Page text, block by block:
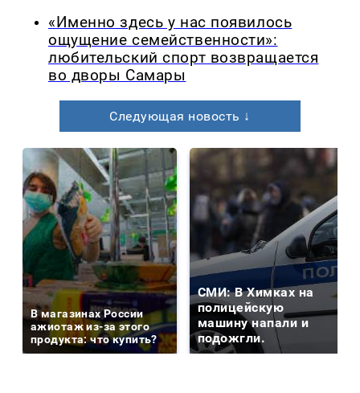
«Именно здесь у нас появилось
ощущение семейственности»:
любительский спорт возвращается
во дворы Самары
Следующая новость ↓
В магазинах России
ажиотаж из-за этого
продукта: что купить?
СМИ: В Химках на
полицейскую
машину напали и
подожгли.